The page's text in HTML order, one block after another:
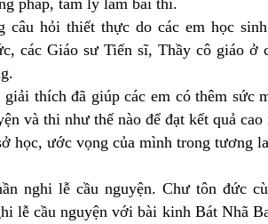
pháp, tâm lý làm bài thi.
câu hỏi thiết thực do các em học
các Giáo sư Tiến sĩ, Thầy cô giáo ở
thích đã giúp các em có thêm sức
và thi như thế nào để đạt kết quả
học, ước vọng của mình trong tương
nghi lễ cầu nguyện. Chư tôn đức
lễ cầu nguyện với bài kinh Bát Nhã